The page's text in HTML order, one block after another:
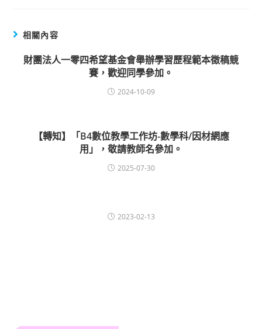
相關內容
財團法人一零四希望基金會舉辦學習歷程範本徵稿競
賽，歡迎同學參加。
2024-10-09
【轉知】「B4數位教學工作坊-數學科/因材網應
用」，敬請教師名參加。
2025-07-30
2023-02-13